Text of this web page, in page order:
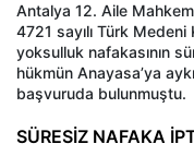
Antalya 12. Aile
4721 sayılı Türk
yoksulluk nafakasının
hükmün Anayasa’ya
başvuruda bulunmuştu.
SÜRESİZ NAFAKA